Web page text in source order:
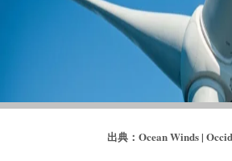
出典：Ocean Winds |